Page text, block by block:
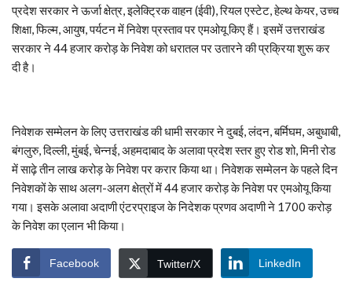
प्रदेश सरकार ने ऊर्जा क्षेत्र, इलेक्ट्रिक वाहन (ईवी), रियल एस्टेट, हेल्थ केयर, उच्च
शिक्षा, फिल्म, आयुष, पर्यटन में निवेश प्रस्ताव पर एमओयू किए हैं। इसमें उत्तराखंड
सरकार ने 44 हजार करोड़ के निवेश को धरातल पर उतारने की प्रक्रिया शुरू कर
दी है।
निवेशक सम्मेलन के लिए उत्तराखंड की धामी सरकार ने दुबई, लंदन, बर्मिघम, अबुधाबी,
बंगलुरु, दिल्ली, मुंबई, चेन्नई, अहमदाबाद के अलावा प्रदेश स्तर हुए रोड शो, मिनी रोड
में साढ़े तीन लाख करोड़ के निवेश पर करार किया था। निवेशक सम्मेलन के पहले दिन
निवेशकों के साथ अलग-अलग क्षेत्रों में 44 हजार करोड़ के निवेश पर एमओयू किया
गया। इसके अलावा अदाणी एंटरप्राइज के निदेशक प्रणव अदाणी ने 1700 करोड़
के निवेश का एलान भी किया।
Facebook Twitter/X LinkedIn